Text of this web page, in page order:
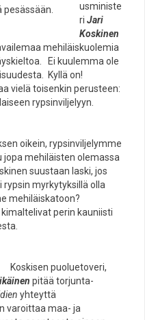
pesässään.
usministe
ri Jari
Koskinen
mehiläiskuolemia
Ei kuulemma ole
Kyllä on!
vielä toisenkin perusteen:
rypsinviljelyyn.
oikein, rypsinviljelymme
jopa mehiläisten olemassa
suustaan laski, jos
myrkytyksillä olla
mehiläiskatoon?
perin kauniisti
Koskisen puoluetoveri,
pitää torjunta-
yhteyttä
varoittaa maa- ja